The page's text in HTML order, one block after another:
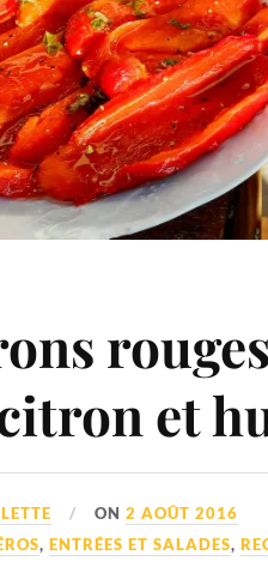
et
ON2 AOÛT 2016
,ENTRÉES ET SALADES,